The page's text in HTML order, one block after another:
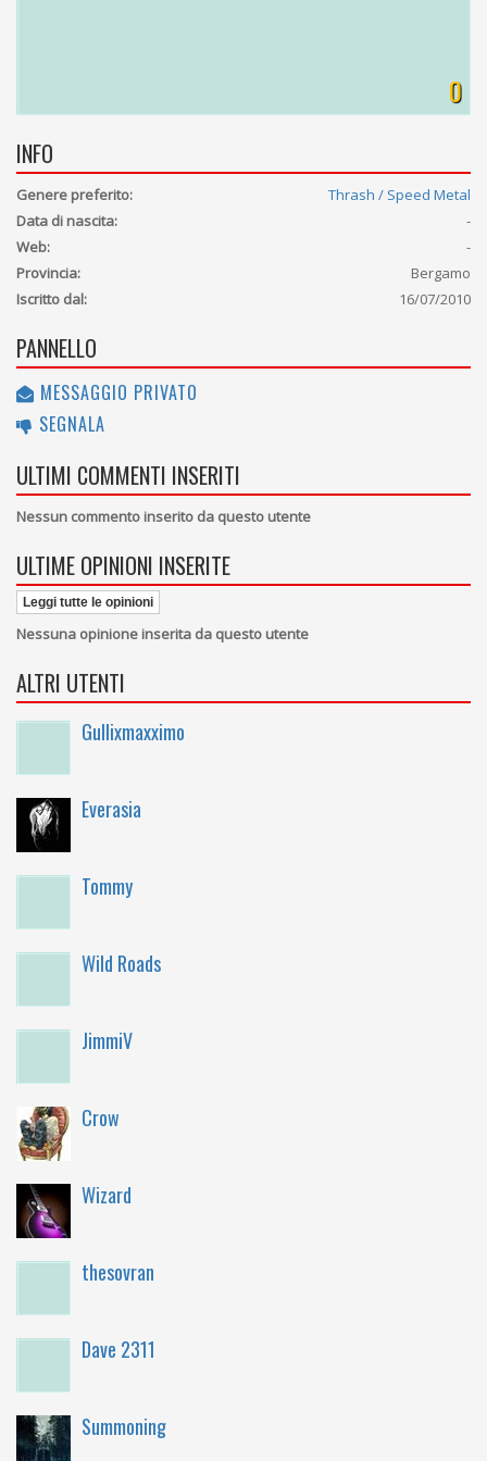
0
INFO
Genere preferito:
Thrash / Speed Metal
Data di nascita:
-
Web:
-
Provincia:
Bergamo
Iscritto dal:
16/07/2010
PANNELLO
MESSAGGIO PRIVATO
SEGNALA
ULTIMI COMMENTI INSERITI
Nessun commento inserito da questo utente
ULTIME OPINIONI INSERITE
Leggi tutte le opinioni
Nessuna opinione inserita da questo utente
ALTRI UTENTI
Gullixmaxximo
Everasia
Tommy
Wild Roads
JimmiV
Crow
Wizard
thesovran
Dave 2311
Summoning